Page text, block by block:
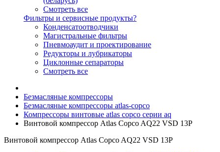
Смотреть все
Фильтры и сервисные продукты?
Конденсатоотводчики
Магистральные фильтры
Пневмоаудит и проектирование
Редукторы и лубрикаторы
Циклонные сепараторы
Смотреть все
Безмасляные компрессоры
Безмасляные компрессоры atlas-copco
Компрессоры винтовые atlas copco серии aq
Винтовой компрессор Atlas Copco AQ22 VSD 13P
Винтовой компрессор Atlas Copco AQ22 VSD 13P